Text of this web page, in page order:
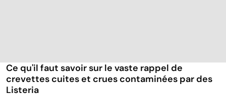
Ce qu'il faut savoir sur le vaste rappel de
crevettes cuites et crues contaminées par des
Listeria